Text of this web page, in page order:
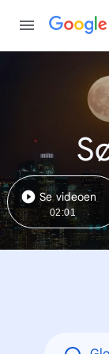
Se videoen
02:01